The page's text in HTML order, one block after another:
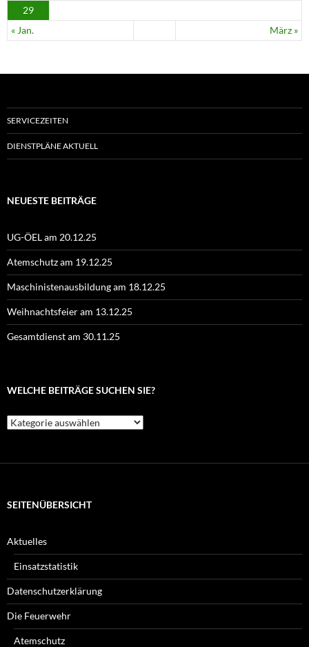
« Jan. März »
29
SERVICEZEITEN
DIENSTPLÄNE AKTUELL
NEUESTE BEITRÄGE
UG-ÖEL am 20.12.25
Atemschutz am 19.12.25
Maschinistenausbildung am 18.12.25
Weihnachtsfeier am 13.12.25
Gesamtdienst am 30.11.25
WELCHE BEITRÄGE SUCHEN SIE?
Welche
Beiträge
SEITENÜBERSICHT
Aktuelles
Einsatzstatistik
Datenschutzerklärung
Die Feuerwehr
Atemschutz